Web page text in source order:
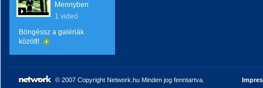
Mennyben
1 videó
Böngéssz a galériák
között!
© 2007 Copyright Network.hu Minden jog fenntartva.